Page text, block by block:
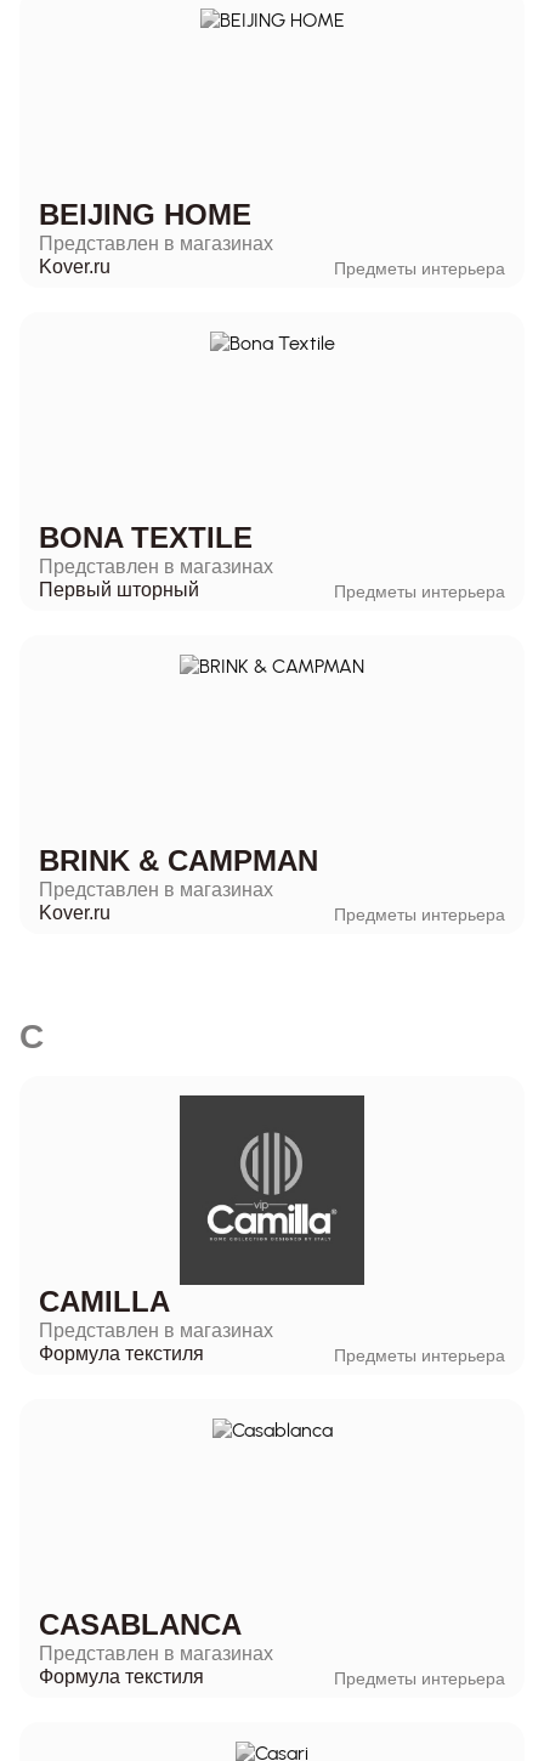
BEIJING HOME
Представлен в магазинах
Kover.ru
Предметы интерьера
BONA TEXTILE
Представлен в магазинах
Первый шторный
Предметы интерьера
BRINK & CAMPMAN
Представлен в магазинах
Kover.ru
Предметы интерьера
C
CAMILLA
Представлен в магазинах
Формула текстиля
Предметы интерьера
CASABLANCA
Представлен в магазинах
Формула текстиля
Предметы интерьера